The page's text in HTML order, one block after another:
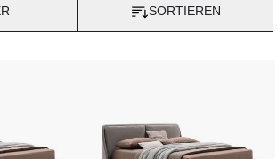
SORTIEREN